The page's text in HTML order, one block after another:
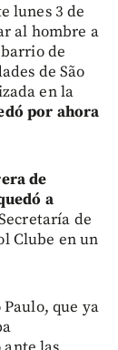
lunes 3 de
al hombre a
de
de São
en la
por ahora
de
a
de
Clube en un
que ya